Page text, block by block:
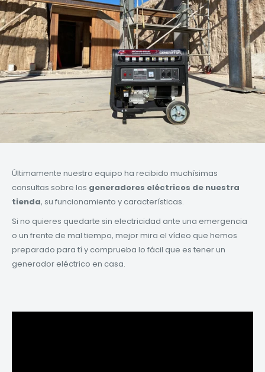
Últimamente nuestro equipo ha recibido muchísimas
consultas sobre los generadores eléctricos de nuestra
tienda, su funcionamiento y características.
Si no quieres quedarte sin electricidad ante una emergencia
o un frente de mal tiempo, mejor mira el vídeo que hemos
preparado para tí y comprueba lo fácil que es tener un
generador eléctrico en casa.